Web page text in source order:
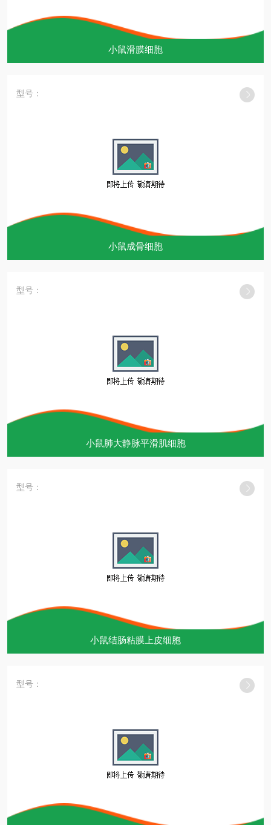
小鼠滑膜细胞
型号：
小鼠成骨细胞
型号：
小鼠肺大静脉平滑肌细胞
型号：
小鼠结肠粘膜上皮细胞
型号：